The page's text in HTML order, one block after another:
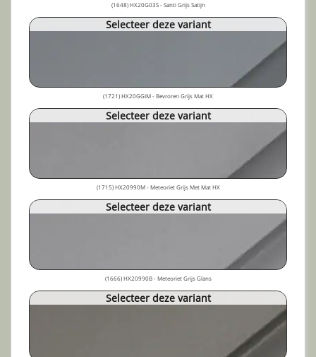
(1648) HX20G03S - Santi Grijs Satijn
Selecteer deze variant
(1721) HX20GGIM - Bevroren Grijs Mat HX
Selecteer deze variant
(1715) HX20990M - Meteoriet Grijs Met Mat HX
Selecteer deze variant
(1666) HX20990B - Meteoriet Grijs Glans
Selecteer deze variant